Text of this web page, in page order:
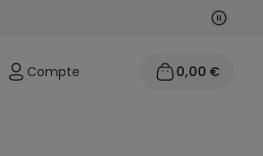
Compte 0,00 €